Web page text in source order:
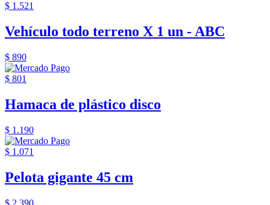
$ 1.521
Vehículo todo terreno X 1 un - ABC
$ 890
$ 801
Hamaca de plástico disco
$ 1.190
$ 1.071
Pelota gigante 45 cm
$ 2.390